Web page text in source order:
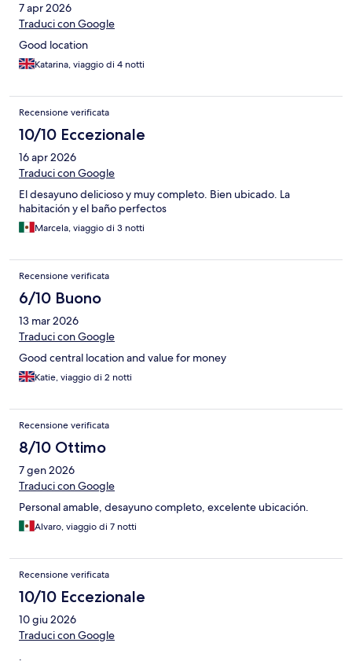
7 apr 2026
Traduci con Google
Good location
Katarina, viaggio di 4 notti
Recensione verificata
10/10 Eccezionale
16 apr 2026
Traduci con Google
El desayuno delicioso y muy completo. Bien ubicado. La
habitación y el baño perfectos
Marcela, viaggio di 3 notti
Recensione verificata
6/10 Buono
13 mar 2026
Traduci con Google
Good central location and value for money
Katie, viaggio di 2 notti
Recensione verificata
8/10 Ottimo
7 gen 2026
Traduci con Google
Personal amable, desayuno completo, excelente ubicación.
Alvaro, viaggio di 7 notti
Recensione verificata
10/10 Eccezionale
10 giu 2026
Traduci con Google
.